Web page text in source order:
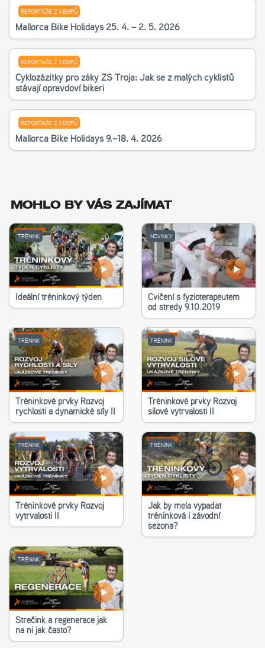
REPORTÁŽE Z KEMPŮ
Mallorca Bike Holidays 25. 4. – 2. 5. 2026
REPORTÁŽE Z KEMPŮ
Cyklozážitky pro žáky ZŠ Troja: Jak se z malých cyklistů
stávají opravdoví bikeři
REPORTÁŽE Z KEMPŮ
Mallorca Bike Holidays 9.–18. 4. 2026
MOHLO BY VÁS ZAJÍMAT
TRÉNINK
Ideální tréninkový týden
NOVINKY
Cvičení s fyzioterapeutem
od středy 9.10.2019
TRÉNINK
Tréninkové prvky Rozvoj
rychlosti a dynamické síly II
TRÉNINK
Tréninkové prvky Rozvoj
silové vytrvalosti II
TRÉNINK
Tréninkové prvky Rozvoj
vytrvalosti II
TRÉNINK
Jak by měla vypadat
tréninková i závodní
sezona?
TRÉNINK
Strečink a regenerace jak
na ni jak často?